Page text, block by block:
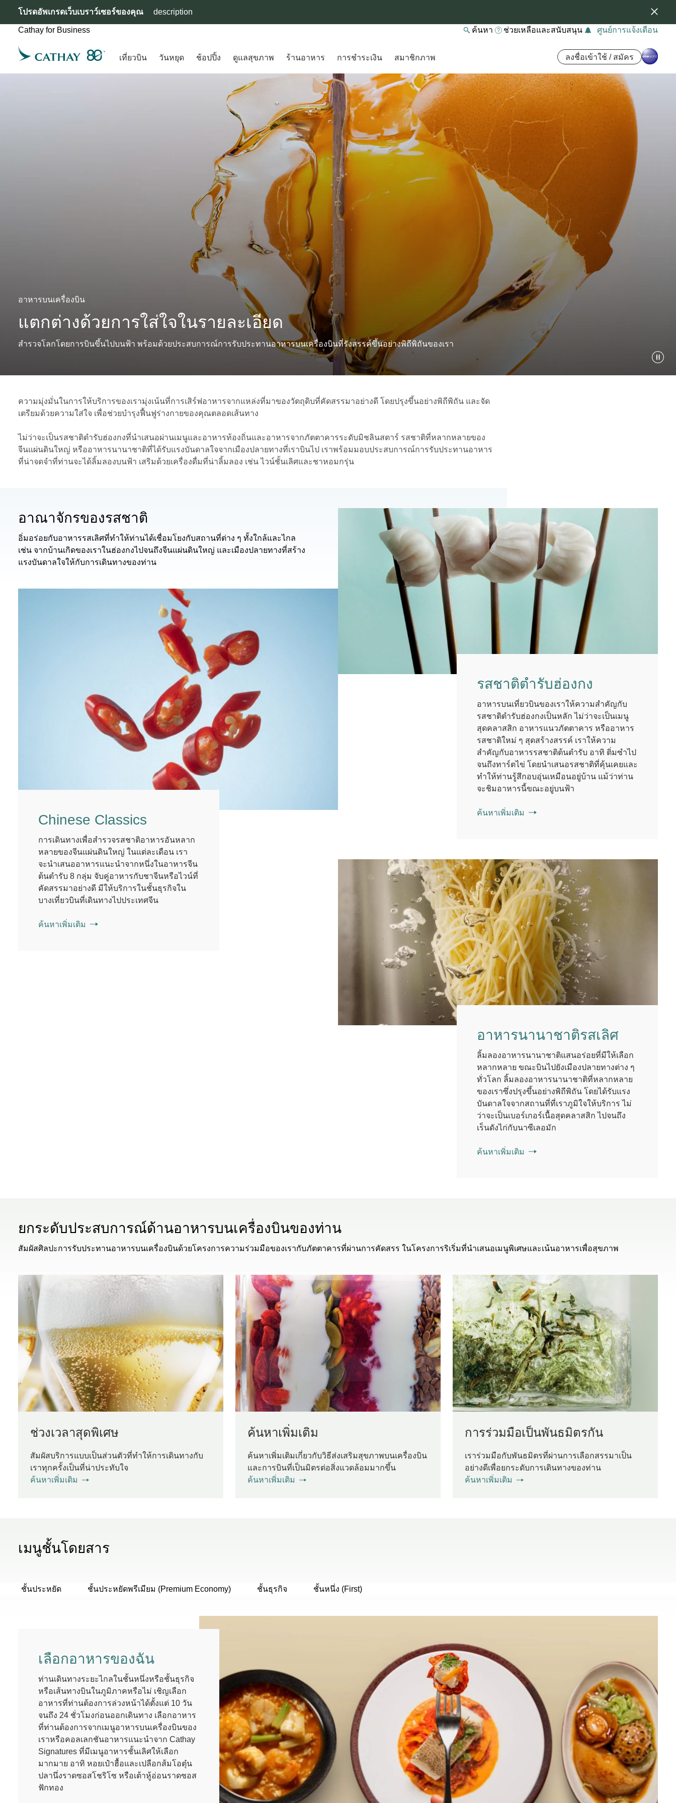
โปรดอัพเกรดเว็บเบราว์เซอร์ของคุณ description
Cathay for Business ค้นหา ช่วยเหลือและสนับสนุน ศูนย์การแจ้งเตือน
เที่ยวบิน วันหยุด ช้อปปิ้ง ดูแลสุขภาพ ร้านอาหาร การชำระเงิน สมาชิกภาพ ลงชื่อเข้าใช้ / สมัคร
อาหารบนเครื่องบิน
แตกต่างด้วยการใส่ใจในรายละเอียด
สำรวจโลกโดยการบินขึ้นไปบนฟ้า พร้อมด้วยประสบการณ์การรับประทานอาหารบนเครื่องบินที่รังสรรค์ขึ้นอย่างพิถีพิถันของเรา
ความมุ่งมั่นในการให้บริการของเรามุ่งเน้นที่การเสิร์ฟอาหารจากแหล่งที่มาของวัตถุดิบที่คัดสรรมาอย่างดี โดยปรุงขึ้นอย่างพิถีพิถัน และจัด
เตรียมด้วยความใส่ใจ เพื่อช่วยบำรุงฟื้นฟูร่างกายของคุณตลอดเส้นทาง
ไม่ว่าจะเป็นรสชาติตำรับฮ่องกงที่นำเสนอผ่านเมนูและอาหารท้องถิ่นและอาหารจากภัตตาคารระดับมิชลินสตาร์ รสชาติที่หลากหลายของ
จีนแผ่นดินใหญ่ หรืออาหารนานาชาติที่ได้รับแรงบันดาลใจจากเมืองปลายทางที่เราบินไป เราพร้อมมอบประสบการณ์การรับประทานอาหาร
ที่น่าจดจําที่ท่านจะได้ลิ้มลองบนฟ้า เสริมด้วยเครื่องดื่มที่น่าลิ้มลอง เช่น ไวน์ชั้นเลิศและชาหอมกรุ่น
อาณาจักรของรสชาติ
อิ่มอร่อยกับอาหารรสเลิศที่ทำให้ท่านได้เชื่อมโยงกับสถานที่ต่าง ๆ ทั้งใกล้และไกล
เช่น จากบ้านเกิดของเราในฮ่องกงไปจนถึงจีนแผ่นดินใหญ่ และเมืองปลายทางที่สร้าง
แรงบันดาลใจให้กับการเดินทางของท่าน
รสชาติตำรับฮ่องกง
อาหารบนเที่ยวบินของเราให้ความสำคัญกับ
รสชาติตำรับฮ่องกงเป็นหลัก ไม่ว่าจะเป็นเมนู
สุดคลาสสิก อาหารแนวภัตตาคาร หรืออาหาร
รสชาติใหม่ ๆ สุดสร้างสรรค์ เราให้ความ
สำคัญกับอาหารรสชาติต้นตำรับ อาทิ ติ่มซำไป
จนถึงทาร์ตไข่ โดยนำเสนอรสชาติที่คุ้นเคยและ
ทำให้ท่านรู้สึกอบอุ่นเหมือนอยู่บ้าน แม้ว่าท่าน
จะชิมอาหารนี้ขณะอยู่บนฟ้า
ค้นหาเพิ่มเติม
อาหารนานาชาติรสเลิศ
ลิ้มลองอาหารนานาชาติแสนอร่อยที่มีให้เลือก
หลากหลาย ขณะบินไปยังเมืองปลายทางต่าง ๆ
ทั่วโลก ลิ้มลองอาหารนานาชาติที่หลากหลาย
ของเราซึ่งปรุงขึ้นอย่างพิถีพิถัน โดยได้รับแรง
บันดาลใจจากสถานที่ที่เราภูมิใจให้บริการ ไม่
ว่าจะเป็นเบอร์เกอร์เนื้อสุดคลาสสิก ไปจนถึง
เร็นดังไก่กับนาซีเลอมัก
ค้นหาเพิ่มเติม
Chinese Classics
การเดินทางเพื่อสำรวจรสชาติอาหารอันหลาก
หลายของจีนแผ่นดินใหญ่ ในแต่ละเดือน เรา
จะนําเสนออาหารแนะนำจากหนึ่งในอาหารจีน
ต้นตำรับ 8 กลุ่ม จับคู่อาหารกับชาจีนหรือไวน์ที่
คัดสรรมาอย่างดี มีให้บริการในชั้นธุรกิจใน
บางเที่ยวบินที่เดินทางไปประเทศจีน
ค้นหาเพิ่มเติม
ยกระดับประสบการณ์ด้านอาหารบนเครื่องบินของท่าน
สัมผัสศิลปะการรับประทานอาหารบนเครื่องบินด้วยโครงการความร่วมมือของเรากับภัตตาคารที่ผ่านการคัดสรร ในโครงการริเริ่มที่นำเสนอเมนูพิเศษและเน้นอาหารเพื่อสุขภาพ
ช่วงเวลาสุดพิเศษ
สัมผัสบริการแบบเป็นส่วนตัวที่ทําให้การเดินทางกับ
เราทุกครั้งเป็นที่น่าประทับใจ
ค้นหาเพิ่มเติม
ค้นหาเพิ่มเติม
ค้นหาเพิ่มเติมเกี่ยวกับวิธีส่งเสริมสุขภาพบนเครื่องบิน
และการบินที่เป็นมิตรต่อสิ่งแวดล้อมมากขึ้น
ค้นหาเพิ่มเติม
การร่วมมือเป็นพันธมิตรกัน
เราร่วมมือกับพันธมิตรที่ผ่านการเลือกสรรมาเป็น
อย่างดีเพื่อยกระดับการเดินทางของท่าน
ค้นหาเพิ่มเติม
เมนูชั้นโดยสาร
ชั้นประหยัด ชั้นประหยัดพรีเมียม (Premium Economy) ชั้นธุรกิจ ชั้นหนึ่ง (First)
เลือกอาหารของฉัน
ท่านเดินทางระยะไกลในชั้นหนึ่งหรือชั้นธุรกิจ
หรือเส้นทางบินในภูมิภาคหรือไม่ เชิญเลือก
อาหารที่ท่านต้องการล่วงหน้าได้ตั้งแต่ 10 วัน
จนถึง 24 ชั่วโมงก่อนออกเดินทาง เลือกอาหาร
ที่ท่านต้องการจากเมนูอาหารบนเครื่องบินของ
เราหรือคอลเลกชันอาหารแนะนำจาก Cathay
Signatures ที่มีเมนูอาหารชั้นเลิศให้เลือก
มากมาย อาทิ หอยเป๋าฮื้อและเปลือกส้มโอตุ๋น
ปลานึ่งราดซอสโชริโซ หรือเต้าหู้อ่อนราดซอส
ฟักทอง